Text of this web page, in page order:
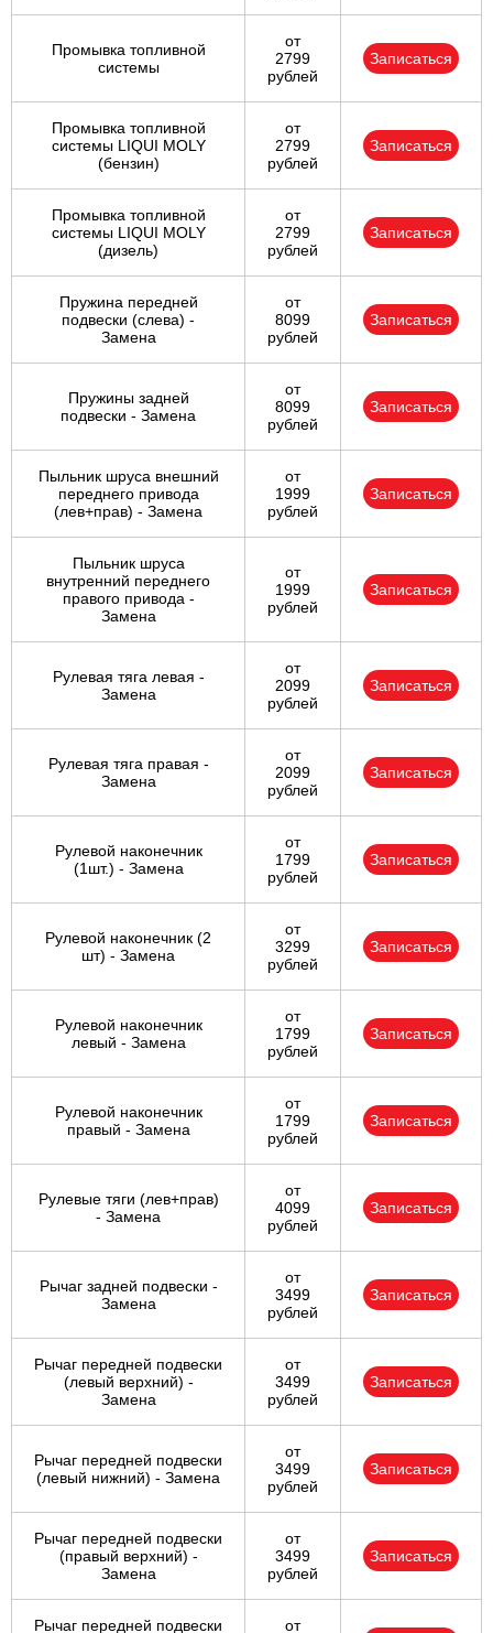
Промывка топливной
системы
от
2799
рублей
Записаться
Промывка топливной
системы LIQUI MOLY
(бензин)
от
2799
рублей
Записаться
Промывка топливной
системы LIQUI MOLY
(дизель)
от
2799
рублей
Записаться
Пружина передней
подвески (слева) -
Замена
от
8099
рублей
Записаться
Пружины задней
подвески - Замена
от
8099
рублей
Записаться
Пыльник шруса внешний
переднего привода
(лев+прав) - Замена
от
1999
рублей
Записаться
Пыльник шруса
внутренний переднего
правого привода -
Замена
от
1999
рублей
Записаться
Рулевая тяга левая -
Замена
от
2099
рублей
Записаться
Рулевая тяга правая -
Замена
от
2099
рублей
Записаться
Рулевой наконечник
(1шт.) - Замена
от
1799
рублей
Записаться
Рулевой наконечник (2
шт) - Замена
от
3299
рублей
Записаться
Рулевой наконечник
левый - Замена
от
1799
рублей
Записаться
Рулевой наконечник
правый - Замена
от
1799
рублей
Записаться
Рулевые тяги (лев+прав)
- Замена
от
4099
рублей
Записаться
Рычаг задней подвески -
Замена
от
3499
рублей
Записаться
Рычаг передней подвески
(левый верхний) -
Замена
от
3499
рублей
Записаться
Рычаг передней подвески
(левый нижний) - Замена
от
3499
рублей
Записаться
Рычаг передней подвески
(правый верхний) -
Замена
от
3499
рублей
Записаться
Рычаг передней подвески от